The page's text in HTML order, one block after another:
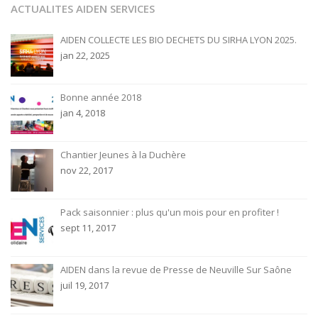
ACTUALITES AIDEN SERVICES
AIDEN COLLECTE LES BIO DECHETS DU SIRHA LYON 2025.
jan 22, 2025
Bonne année 2018
jan 4, 2018
Chantier Jeunes à la Duchère
nov 22, 2017
Pack saisonnier : plus qu'un mois pour en profiter !
sept 11, 2017
AIDEN dans la revue de Presse de Neuville Sur Saône
juil 19, 2017